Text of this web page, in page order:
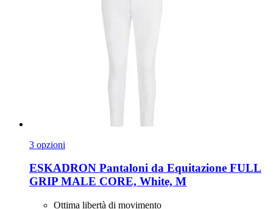
3 opzioni
ESKADRON Pantaloni da Equitazione FULL
GRIP MALE CORE, White, M
Ottima libertà di movimento